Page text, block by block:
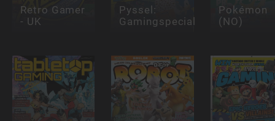
Retro Gamer
- UK
Pyssel:
Gamingspecial
Pokémon
(NO)